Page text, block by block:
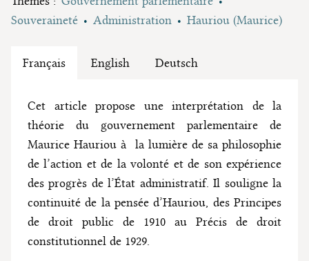
Souveraineté
Administration Hauriou (Maurice)
Français English Deutsch
Cet article propose une interprétation de la
théorie du gouvernement parlementaire de
Maurice Hauriou à la lumière de sa philosophie
de l’action et de la volonté et de son expérience
des progrès de l’État administratif. Il souligne la
continuité de la pensée d’Hauriou, des Principes
de droit public de 1910 au Précis de droit
constitutionnel de 1929.